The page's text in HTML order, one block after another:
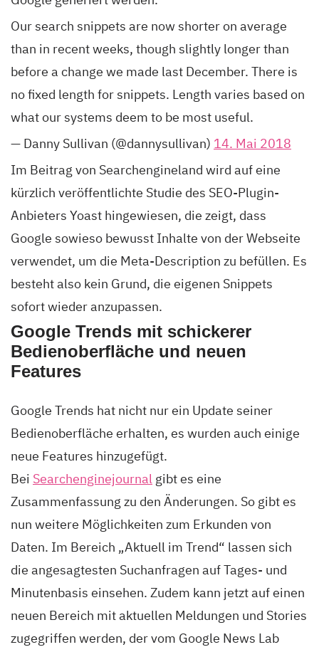
Our search snippets are now shorter on average
than in recent weeks, though slightly longer than
before a change we made last December. There is
no fixed length for snippets. Length varies based on
what our systems deem to be most useful.
— Danny Sullivan (@dannysullivan) 14. Mai 2018
Im Beitrag von Searchengineland wird auf eine
kürzlich veröffentlichte Studie des SEO-Plugin-
Anbieters Yoast hingewiesen, die zeigt, dass
Google sowieso bewusst Inhalte von der Webseite
verwendet, um die Meta-Description zu befüllen. Es
besteht also kein Grund, die eigenen Snippets
sofort wieder anzupassen.
Google Trends mit schickerer
Bedienoberfläche und neuen
Features
Google Trends hat nicht nur ein Update seiner
Bedienoberfläche erhalten, es wurden auch einige
neue Features hinzugefügt.
Bei Searchenginejournal gibt es eine
Zusammenfassung zu den Änderungen. So gibt es
nun weitere Möglichkeiten zum Erkunden von
Daten. Im Bereich „Aktuell im Trend“ lassen sich
die angesagtesten Suchanfragen auf Tages- und
Minutenbasis einsehen. Zudem kann jetzt auf einen
neuen Bereich mit aktuellen Meldungen und Stories
zugegriffen werden, der vom Google News Lab